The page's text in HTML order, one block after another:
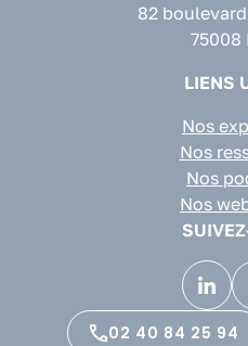
82
75008
LIENS
Nos
Nos
Nos
Nos
02 40 84 25 94